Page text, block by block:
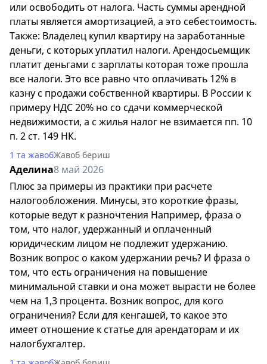
или освободить от налога. Часть суммы арендной
платы является амортизацией, а это себестоимость.
Также: Владелец купил квартиру на заработанные
деньги, с которых уплатил налоги. Арендосьемщик
платит деньгами с зарплаты которая тоже прошла
все налоги. Это все равно что оплачивать 12% в
казну с продажи собственной квартиры. В России к
примеру НДС 20% но со сдачи коммерческой
недвижимости, а с жилья налог не взимается пп. 10
п. 2 ст. 149 НК.
1 та жавобЖавоб бериш
Аделина8 май 2026
Плюс за примеры из практики при расчете
налогообложения. Минусы, это короткие фразы,
которые ведут к разночтения Например, фраза о
том, что налог, удержанный и оплаченный
юридическим лицом не подлежит удержанию.
Возник вопрос о каком удержании речь? И фраза о
том, что есть ограничения на повышение
минимальной ставки и она может вырасти не более
чем на 1,3 процента. Возник вопрос, для кого
ограничения? Если для кенгашей, то какое это
имеет отношение к статье для арендаторам и их
налогбухгалтер.